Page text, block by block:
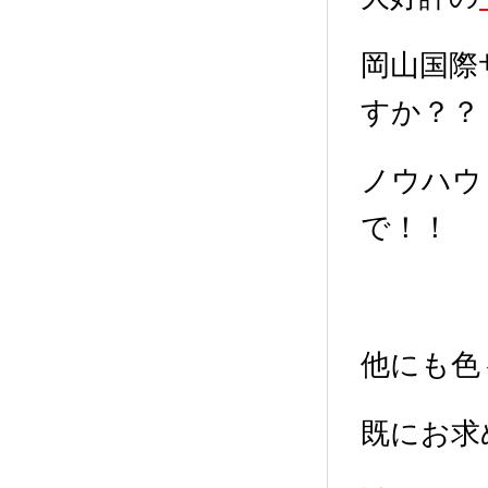
岡山国
すか？？
ノウハ
で！！
他にも
既にお